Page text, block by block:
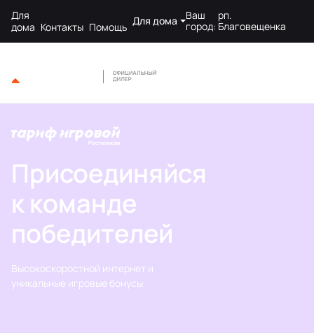
Для
дома Контакты Помощь Для дома
Ваш
город:
рп.
Благовещенка
Присоединяйся
к команде
победителей
Высокоскоростной интернет и
уникальные игровые бонусы